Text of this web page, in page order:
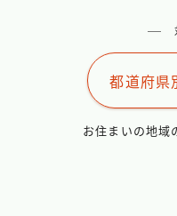
都道府県
お住まいの地域